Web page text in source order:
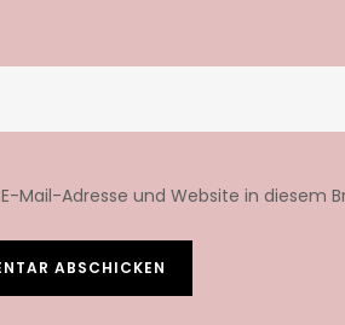
Mail-Adresse und Website in diesem